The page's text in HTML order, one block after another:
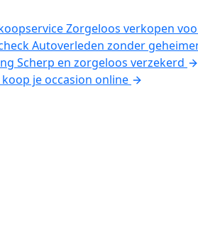
Zorgeloos verkopen
Autoverleden zonder
Scherp en zorgeloos verzekerd
je occasion online